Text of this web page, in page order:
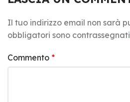
Il tuo indirizzo email non sarà
obbligatori sono contrassegnati
Commento *